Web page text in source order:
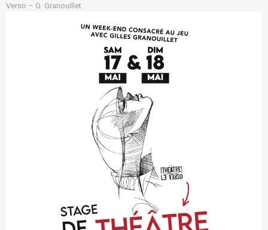
Verso – G. Granouillet